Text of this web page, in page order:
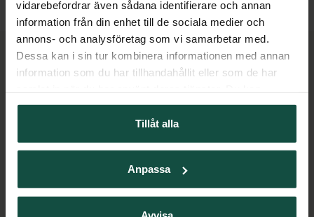
vidarebefordrar även sådana identifierare och annan
information från din enhet till de sociala medier och
annons- och analysföretag som vi samarbetar med.
Dessa kan i sin tur kombinera informationen med annan
information som du har tillhandahållit eller som de har
närsomhelst ändra ditt samtycke.
Tillåt alla
Anpassa
Vår kundtjänst är till för dig och är öppen måndag-fredag 8.00-
16.00. Vi hjälper dig gärna med frågor gällande ditt köp, leverans,
fakturor, returer, reklamationer, etc.
WILLAB